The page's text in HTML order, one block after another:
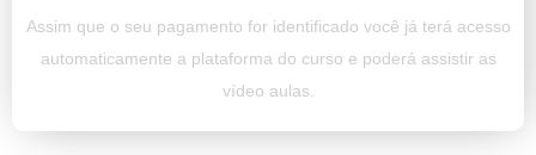
Assim que o seu pagamento for identificado você já terá acesso
automaticamente a plataforma do curso e poderá assistir as
vídeo aulas.